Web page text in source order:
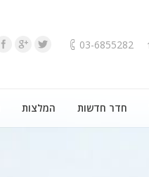
03-6855282
חדר חדשות המלצות